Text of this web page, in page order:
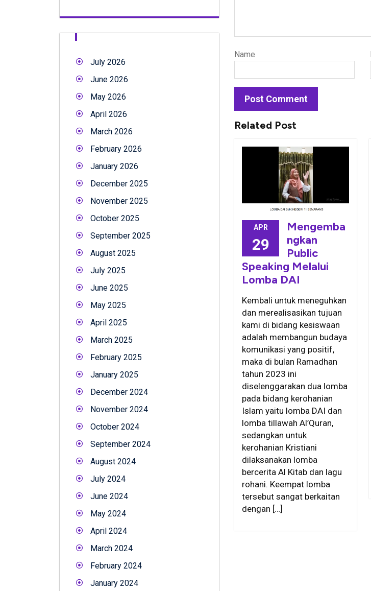
Name
Related Post
APR
29
Mengemba
ngkan
Public
Speaking Melalui
Lomba DAI
Kembali untuk meneguhkan
dan merealisasikan tujuan
kami di bidang kesiswaan
adalah membangun budaya
komunikasi yang positif,
maka di bulan Ramadhan
tahun 2023 ini
diselenggarakan dua lomba
pada bidang kerohanian
Islam yaitu lomba DAI dan
lomba tillawah Al’Quran,
sedangkan untuk
kerohanian Kristiani
dilaksanakan lomba
bercerita Al Kitab dan lagu
rohani. Keempat lomba
tersebut sangat berkaitan
dengan […]
July 2026
June 2026
May 2026
April 2026
March 2026
February 2026
January 2026
December 2025
November 2025
October 2025
September 2025
August 2025
July 2025
June 2025
May 2025
April 2025
March 2025
February 2025
January 2025
December 2024
November 2024
October 2024
September 2024
August 2024
July 2024
June 2024
May 2024
April 2024
March 2024
February 2024
January 2024